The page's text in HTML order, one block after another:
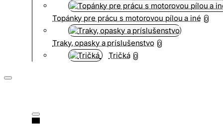
Topánky pre prácu s motorovou pílou a iné 0
Traky, opasky a príslušenstvo 0
Tričká 0